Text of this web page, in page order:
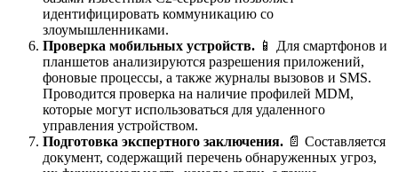
идентифицировать коммуникацию со
злоумышленниками.
Проверка мобильных устройств. 📱 Для смартфонов и
планшетов анализируются разрешения приложений,
фоновые процессы, а также журналы вызовов и SMS.
Проводится проверка на наличие профилей MDM,
которые могут использоваться для удаленного
управления устройством.
Подготовка экспертного заключения. 📄 Составляется
документ, содержащий перечень обнаруженных угроз,